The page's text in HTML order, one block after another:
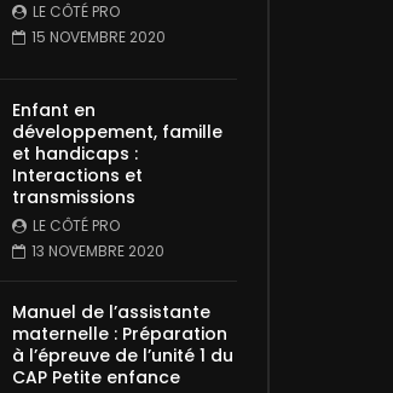
LE CÔTÉ PRO
15 NOVEMBRE 2020
Enfant en
développement, famille
et handicaps :
Interactions et
transmissions
LE CÔTÉ PRO
13 NOVEMBRE 2020
Manuel de l’assistante
maternelle : Préparation
à l’épreuve de l’unité 1 du
CAP Petite enfance